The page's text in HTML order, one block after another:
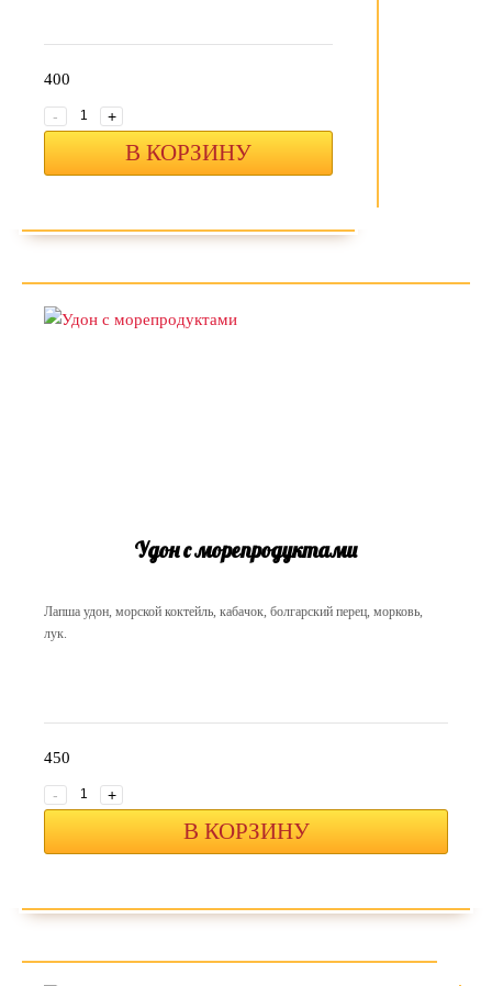
400
- +
В КОРЗИНУ
Удон с морепродуктами
Лапша удон, морской коктейль, кабачок, болгарский перец, морковь,
лук.
450
- +
В КОРЗИНУ